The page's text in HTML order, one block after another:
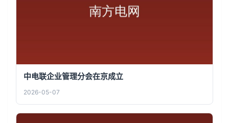
中电联企业管理分会在京成立
2026-05-07